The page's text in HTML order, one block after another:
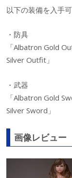
以下の装備を入手可
・防具
「Albatron Gold
Silver Outfit」
・武器
「Albatron Gold
Silver Sword」
画像レビュー